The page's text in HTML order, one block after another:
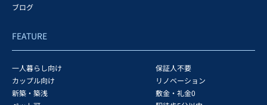
ブログ
FEATURE
一人暮らし向け
保証人不要
カップル向け
リノベーション
新築・築浅
敷金・礼金0